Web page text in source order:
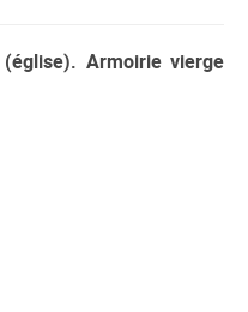
Armoirie vierge